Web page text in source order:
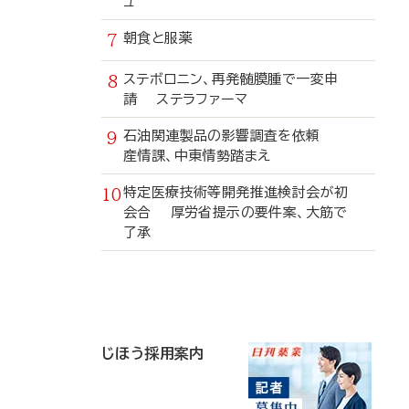
朝食と服薬
ステボロニン、再発髄膜腫で一変申
請 ステラファーマ
石油関連製品の影響調査を依頼
産情課、中東情勢踏まえ
特定医療技術等開発推進検討会が初
会合 厚労省提示の要件案、大筋で
了承
じほう採用案内